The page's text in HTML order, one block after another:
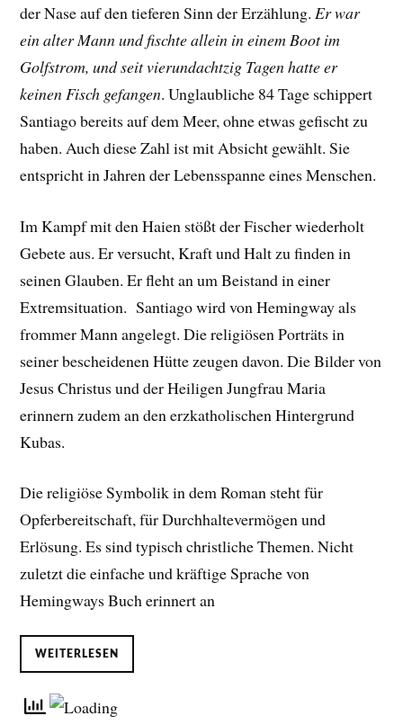
der Nase auf den tieferen Sinn der Erzählung. Er war
ein alter Mann und fischte allein in einem Boot im
Golfstrom, und seit vierundachtzig Tagen hatte er
keinen Fisch gefangen. Unglaubliche 84 Tage schippert
Santiago bereits auf dem Meer, ohne etwas gefischt zu
haben. Auch diese Zahl ist mit Absicht gewählt. Sie
entspricht in Jahren der Lebensspanne eines Menschen.
Im Kampf mit den Haien stößt der Fischer wiederholt
Gebete aus. Er versucht, Kraft und Halt zu finden in
seinen Glauben. Er fleht an um Beistand in einer
Extremsituation. Santiago wird von Hemingway als
frommer Mann angelegt. Die religiösen Porträts in
seiner bescheidenen Hütte zeugen davon. Die Bilder von
Jesus Christus und der Heiligen Jungfrau Maria
erinnern zudem an den erzkatholischen Hintergrund
Kubas.
Die religiöse Symbolik in dem Roman steht für
Opferbereitschaft, für Durchhaltevermögen und
Erlösung. Es sind typisch christliche Themen. Nicht
zuletzt die einfache und kräftige Sprache von
Hemingways Buch erinnert an
WEITERLESEN